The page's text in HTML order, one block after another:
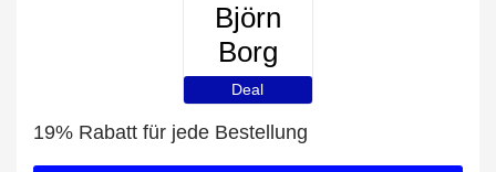
Björn
Borg
Deal
19% Rabatt für jede Bestellung